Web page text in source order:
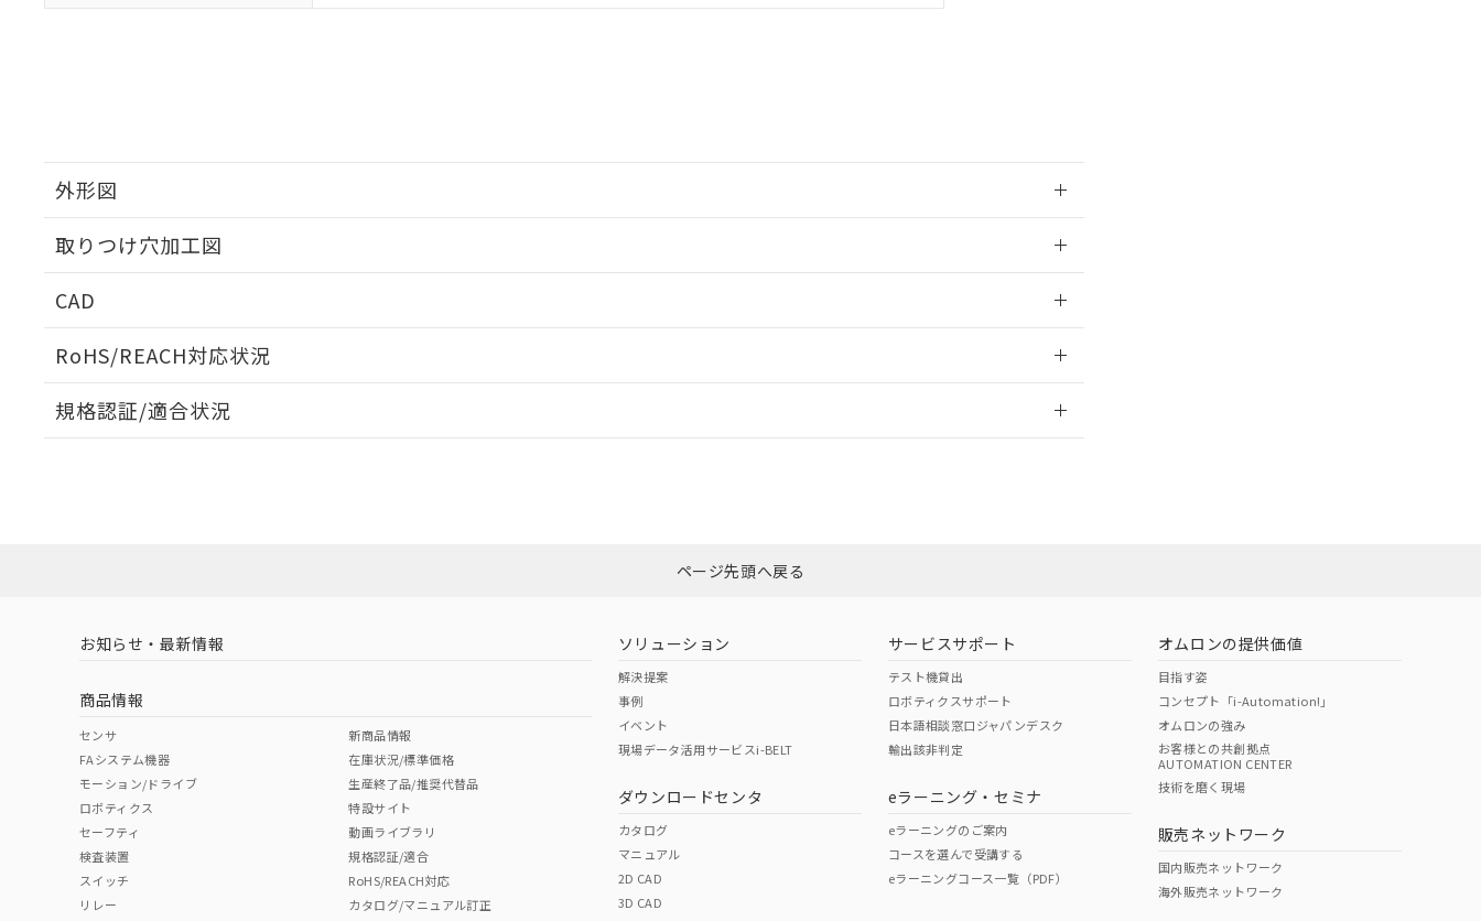
外形図
取りつけ穴加工図
CAD
RoHS/REACH対応状況
EU RoHS 注意事項・凡例
ダウンロードはこちら
中国 RoHS 注意事項・凡例
中国 RoHS表
Pb Hg Cr(VI)
O O
規格認証/適合状況
ページ先頭へ戻る
お知らせ・最新情報
商品情報
センサ
FAシステム機器
モーション/ドライブ
ロボティクス
セーフティ
検査装置
スイッチ
リレー
新商品情報
在庫状況/標準価格
生産終了品/推奨代替品
特設サイト
動画ライブラリ
規格認証/適合
RoHS/REACH対応
カタログ/マニュアル訂正
ソリューション
解決提案
事例
イベント
現場データ活用サービスi-BELT
ダウンロードセンタ
カタログ
マニュアル
2D CAD
3D CAD
サービスサポート
テスト機貸出
ロボティクスサポート
日本語相談窓口ジャパンデスク
輸出該非判定
eラーニング・セミナ
eラーニングのご案内
コースを選んで受講する
eラーニングコース一覧（PDF）
オムロンの提供価値
目指す姿
コンセプト「i-Automation!」
オムロンの強み
お客様との共創拠点
AUTOMATION CENTER
技術を磨く現場
販売ネットワーク
国内販売ネットワーク
海外販売ネットワーク